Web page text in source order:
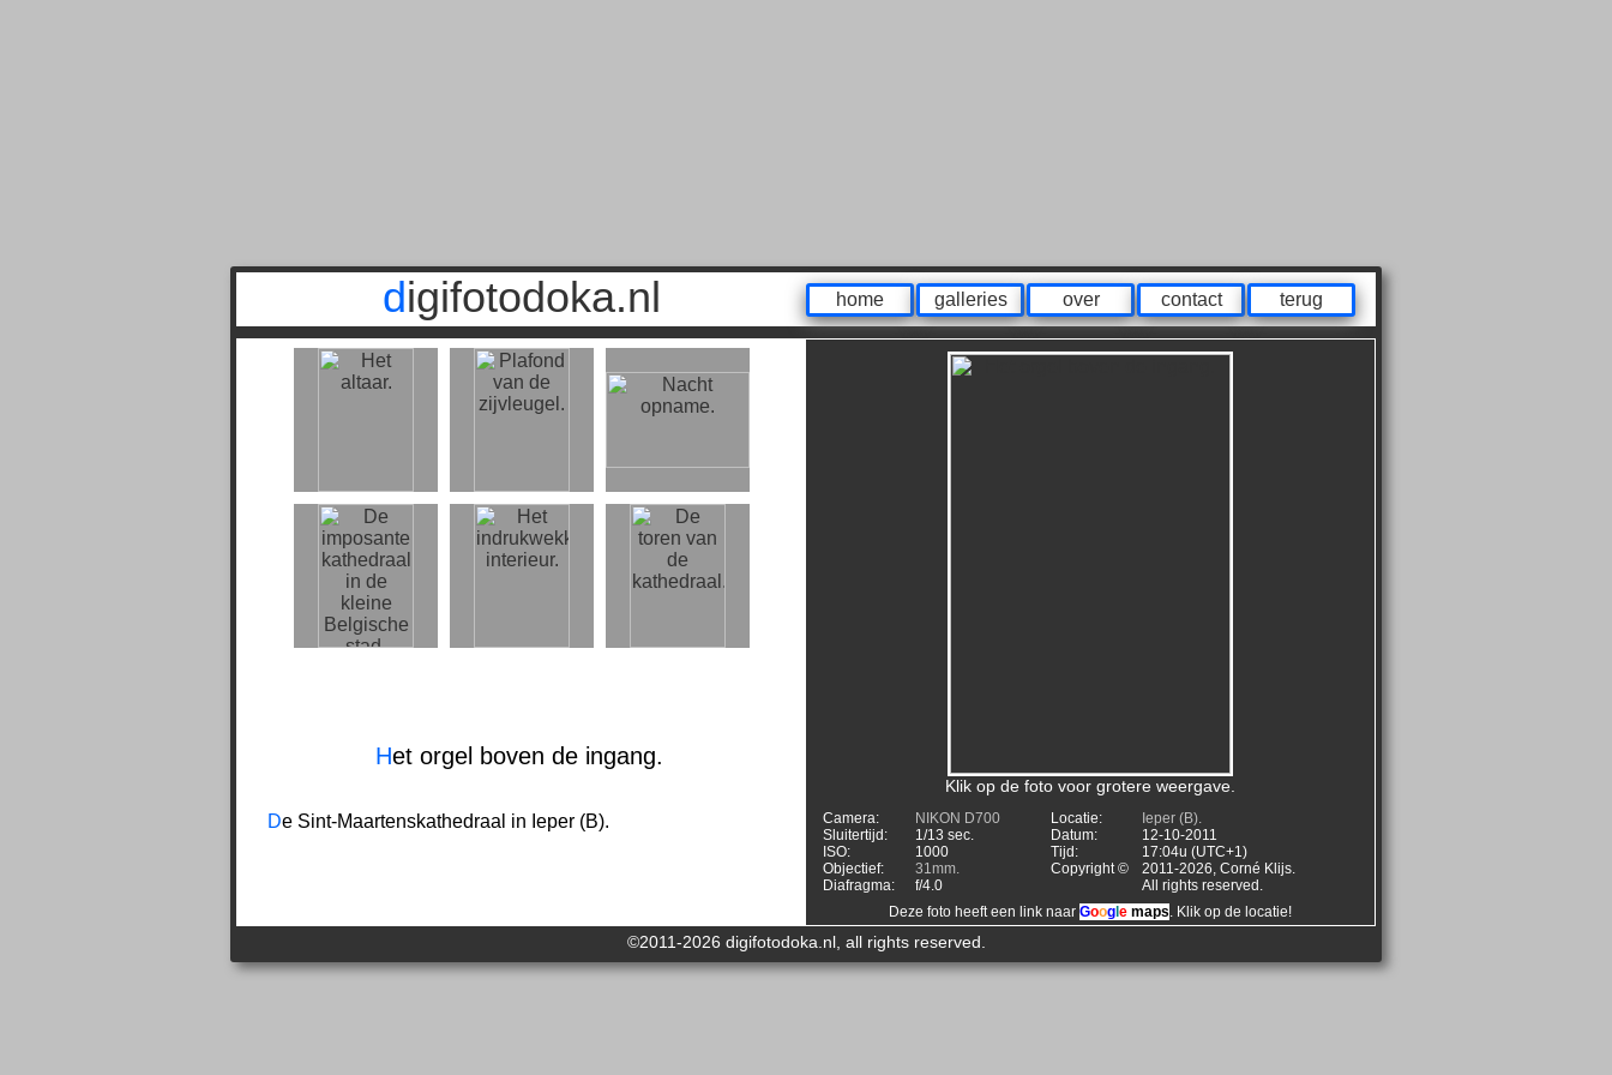
digifotodoka.nl home galleries over contact terug
Klik op de foto voor grotere weergave.
Het orgel boven de ingang.
De Sint-Maartenskathedraal in Ieper (B).
Camera:
Sluitertijd:
ISO:
Objectief:
Diafragma:
NIKON D700
1/13 sec.
1000
31mm.
f/4.0
Locatie:
Datum:
Tijd:
Copyright ©
Ieper (B).
12-10-2011
17:04u (UTC+1)
2011-2026, Corné Klijs.
All rights reserved.
Deze foto heeft een link naar Goog e maps. Klik op de locatie!
©2011-2026 digifotodoka.nl, all rights reserved.